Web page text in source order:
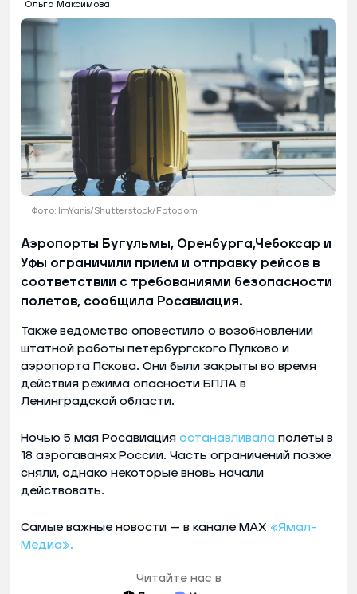
Ольга Максимова
Фото: ImYanis/Shutterstock/Fotodom
Аэропорты Бугульмы, Оренбурга,Чебоксар и
Уфы ограничили прием и отправку рейсов в
соответствии с требованиями безопасности
полетов, сообщила Росавиация.
Также ведомство оповестило о возобновлении
штатной работы петербургского Пулково и
аэропорта Пскова. Они были закрыты во время
действия режима опасности БПЛА в
Ленинградской области.
Ночью 5 мая Росавиация останавливала полеты в
18 аэрогаванях России. Часть ограничений позже
сняли, однако некоторые вновь начали
действовать.
Самые важные новости — в канале MAX «Ямал-
Медиа».
Читайте нас в